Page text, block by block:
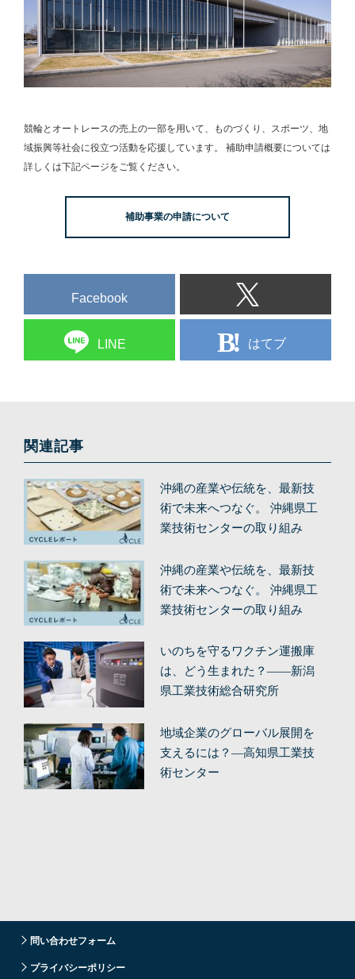
競輪とオートレースの売上の一部を用いて、
ものづくり、スポーツ、地
域振興等社会に役立つ活動を応援しています。
補助申請概要については
詳しくは下記ページをご覧ください。
補助事業の申請について
Facebook
LINE はてブ
関連記事
沖縄の産業や伝統を、最新技
術で未来へつなぐ。 沖縄県工
業技術センターの取り組み
沖縄の産業や伝統を、最新技
術で未来へつなぐ。 沖縄県工
業技術センターの取り組み
いのちを守るワクチン運搬庫
は、どう生まれた？——新潟
県工業技術総合研究所
地域企業のグローバル展開を
支えるには？—高知県工業技
術センター
問い合わせフォーム
プライバシーポリシー